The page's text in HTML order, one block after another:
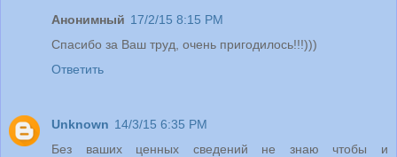
Анонимный 17/2/15 8:15 PM
Спасибо за Ваш труд, очень пригодилось!!!)))
Ответить
Unknown 14/3/15 6:35 PM
Без ваших ценных сведений не знаю чтобы и